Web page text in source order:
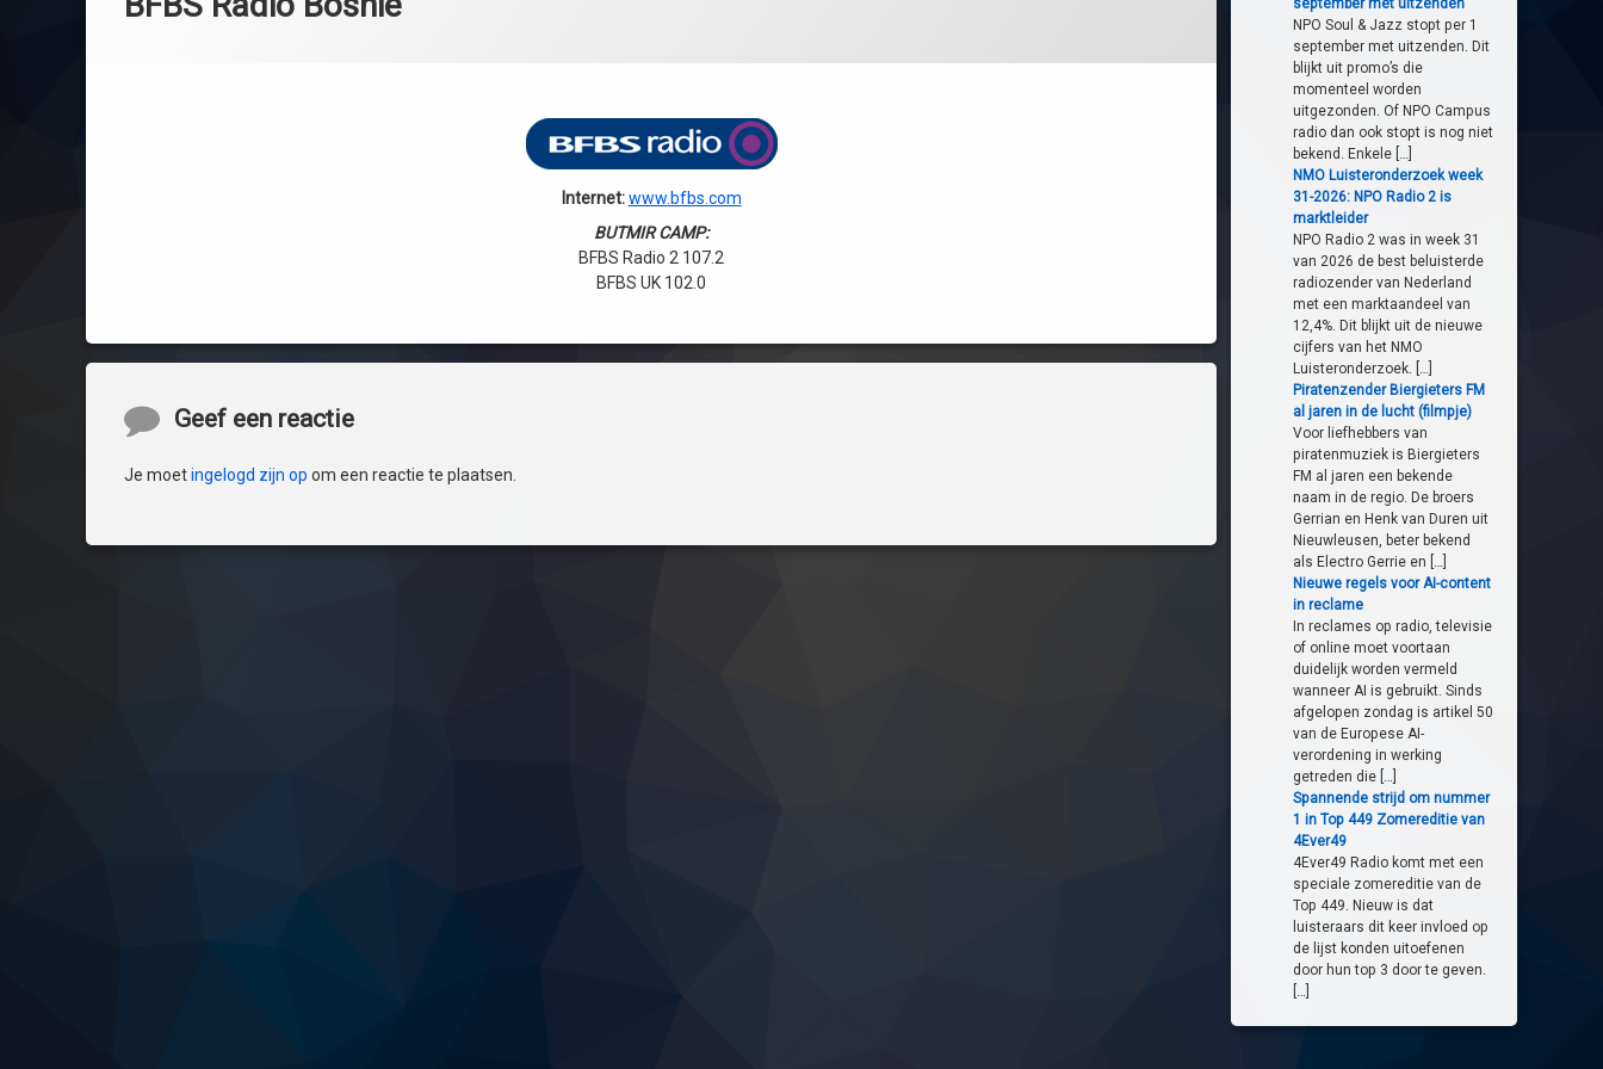
Internet: www.bfbs.com
BUTMIR CAMP:
BFBS Radio 2 107.2
BFBS UK 102.0
ReactiesGeef een reactie
Je moetingelogd zijn op om een reactie te plaatsen.
september met uitzenden
NPO Soul & Jazz stopt per 1
september met uitzenden. Dit
blijkt uit promo’s die
momenteel worden
uitgezonden. Of NPO Campus
radio dan ook stopt is nog niet
bekend. Enkele […]
NMO Luisteronderzoek week
31-2026: NPO Radio 2 is
marktleider
NPO Radio 2 was in week 31
van 2026 de best beluisterde
radiozender van Nederland
met een marktaandeel van
12,4%. Dit blijkt uit de nieuwe
cijfers van het NMO
Luisteronderzoek. […]
Piratenzender Biergieters FM
al jaren in de lucht (filmpje)
Voor liefhebbers van
piratenmuziek is Biergieters
FM al jaren een bekende
naam in de regio. De broers
Gerrian en Henk van Duren uit
Nieuwleusen, beter bekend
als Electro Gerrie en […]
Nieuwe regels voor AI-content
in reclame
In reclames op radio, televisie
of online moet voortaan
duidelijk worden vermeld
wanneer AI is gebruikt. Sinds
afgelopen zondag is artikel 50
van de Europese AI-
verordening in werking
getreden die […]
Spannende strijd om nummer
1 in Top 449 Zomereditie van
4Ever49
4Ever49 Radio komt met een
speciale zomereditie van de
Top 449. Nieuw is dat
luisteraars dit keer invloed op
de lijst konden uitoefenen
door hun top 3 door te geven.
[…]